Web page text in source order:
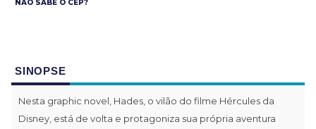
NÃO SABE O CEP?
SINOPSE
Nesta graphic novel, Hades, o vilão do filme Hércules da
Disney, está de volta e protagoniza sua própria aventura